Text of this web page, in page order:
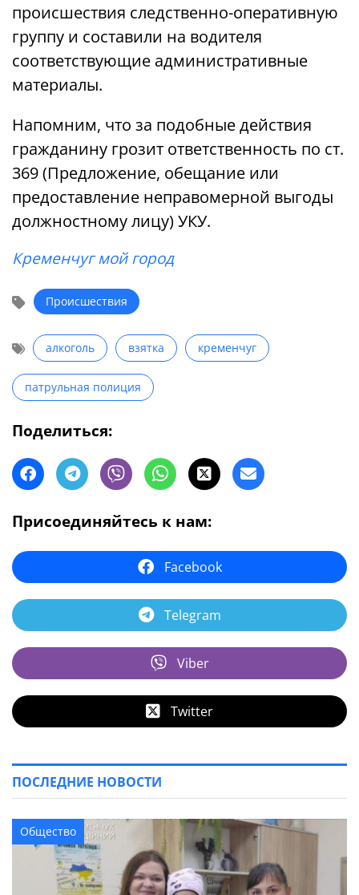
происшествия следственно-оперативную
группу и составили на водителя
соответствующие административные
материалы.
Напомним, что за подобные действия
гражданину грозит ответственность по ст.
369 (Предложение, обещание или
предоставление неправомерной выгоды
должностному лицу) УКУ.
Кременчуг мой город
Происшествия
алкоголь взятка кременчуг
патрульная полиция
Поделиться:
Присоединяйтесь к нам:
Facebook
Telegram
Viber
Twitter
ПОСЛЕДНИЕ НОВОСТИ
Общество